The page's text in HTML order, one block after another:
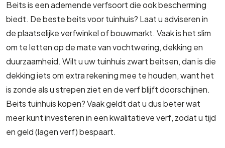
Beits is een ademende verfsoort die ook bescherming
biedt. De beste beits voor tuinhuis? Laat u adviseren in
de plaatselijke verfwinkel of bouwmarkt. Vaak is het slim
om te letten op de mate van vochtwering, dekking en
duurzaamheid. Wilt u uw tuinhuis zwart beitsen, dan is die
dekking iets om extra rekening mee te houden, want het
is zonde als u strepen ziet en de verf blijft doorschijnen.
Beits tuinhuis kopen? Vaak geldt dat u dus beter wat
meer kunt investeren in een kwalitatieve verf, zodat u tijd
en geld (lagen verf) bespaart.